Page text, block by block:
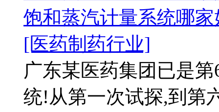
饱和蒸汽计量系统哪
[医药制药行业]
广东某医药集团已是
统!从第一次试探,到第